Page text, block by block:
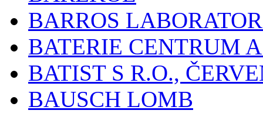
BARROS
BATERIE CENTRUM
BATIST S R.O.,
BAUSCH LOMB